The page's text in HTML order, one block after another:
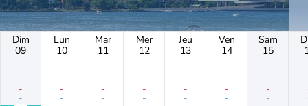
Dim
09
-
-
Lun
10
-
-
Mar
11
-
-
Mer
12
-
-
Jeu
13
-
-
Ven
14
-
-
Sam
15
-
-